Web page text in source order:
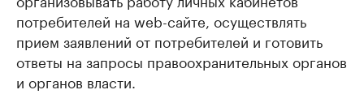
потребителей на web-сайте, осуществлять
прием заявлений от потребителей и готовить
ответы на запросы правоохранительных органов
и органов власти.